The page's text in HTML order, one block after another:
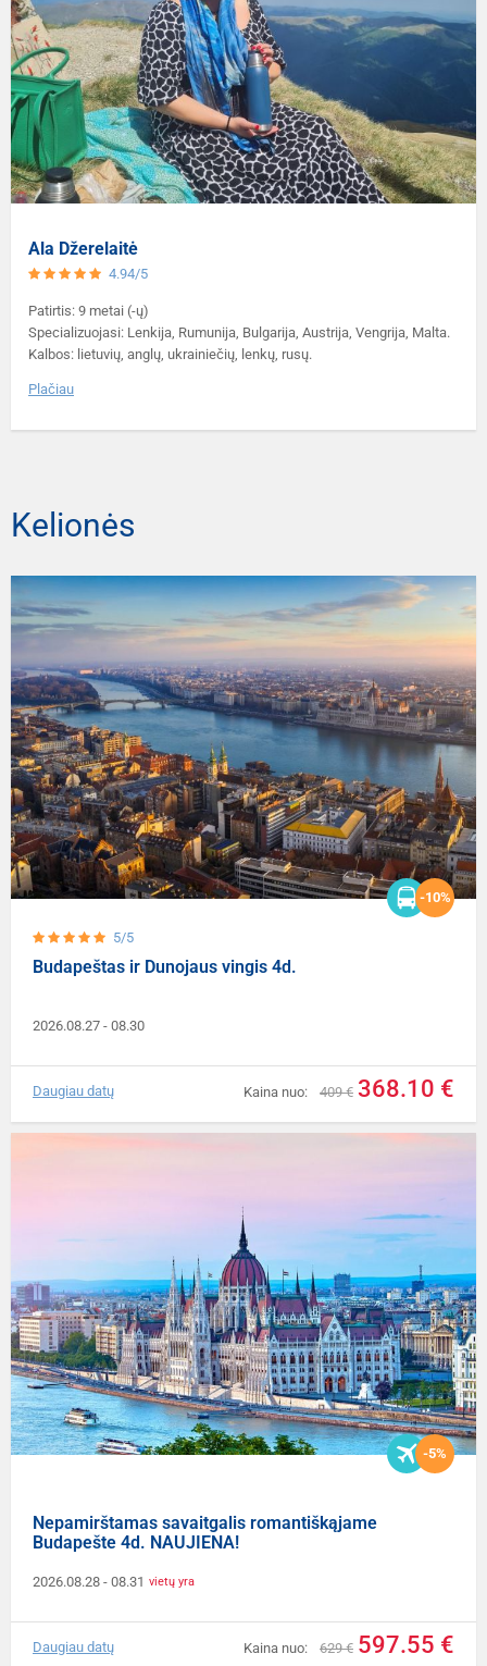
Ala Džerelaitė
4.94/5
Patirtis: 9 metai (-ų)
Specializuojasi: Lenkija, Rumunija, Bulgarija, Austrija, Vengrija, Malta.
Kalbos: lietuvių, anglų, ukrainiečių, lenkų, rusų.
Plačiau
Kelionės
5/5
-10%
Budapeštas ir Dunojaus vingis 4d.
2026.08.27 - 08.30
Kaina nuo: 409 € 368.10 €
Daugiau datų
-5%
Nepamirštamas savaitgalis romantiškąjame
Budapešte 4d. NAUJIENA!
2026.08.28 - 08.31 vietų yra
Kaina nuo: 629 € 597.55 €
Daugiau datų